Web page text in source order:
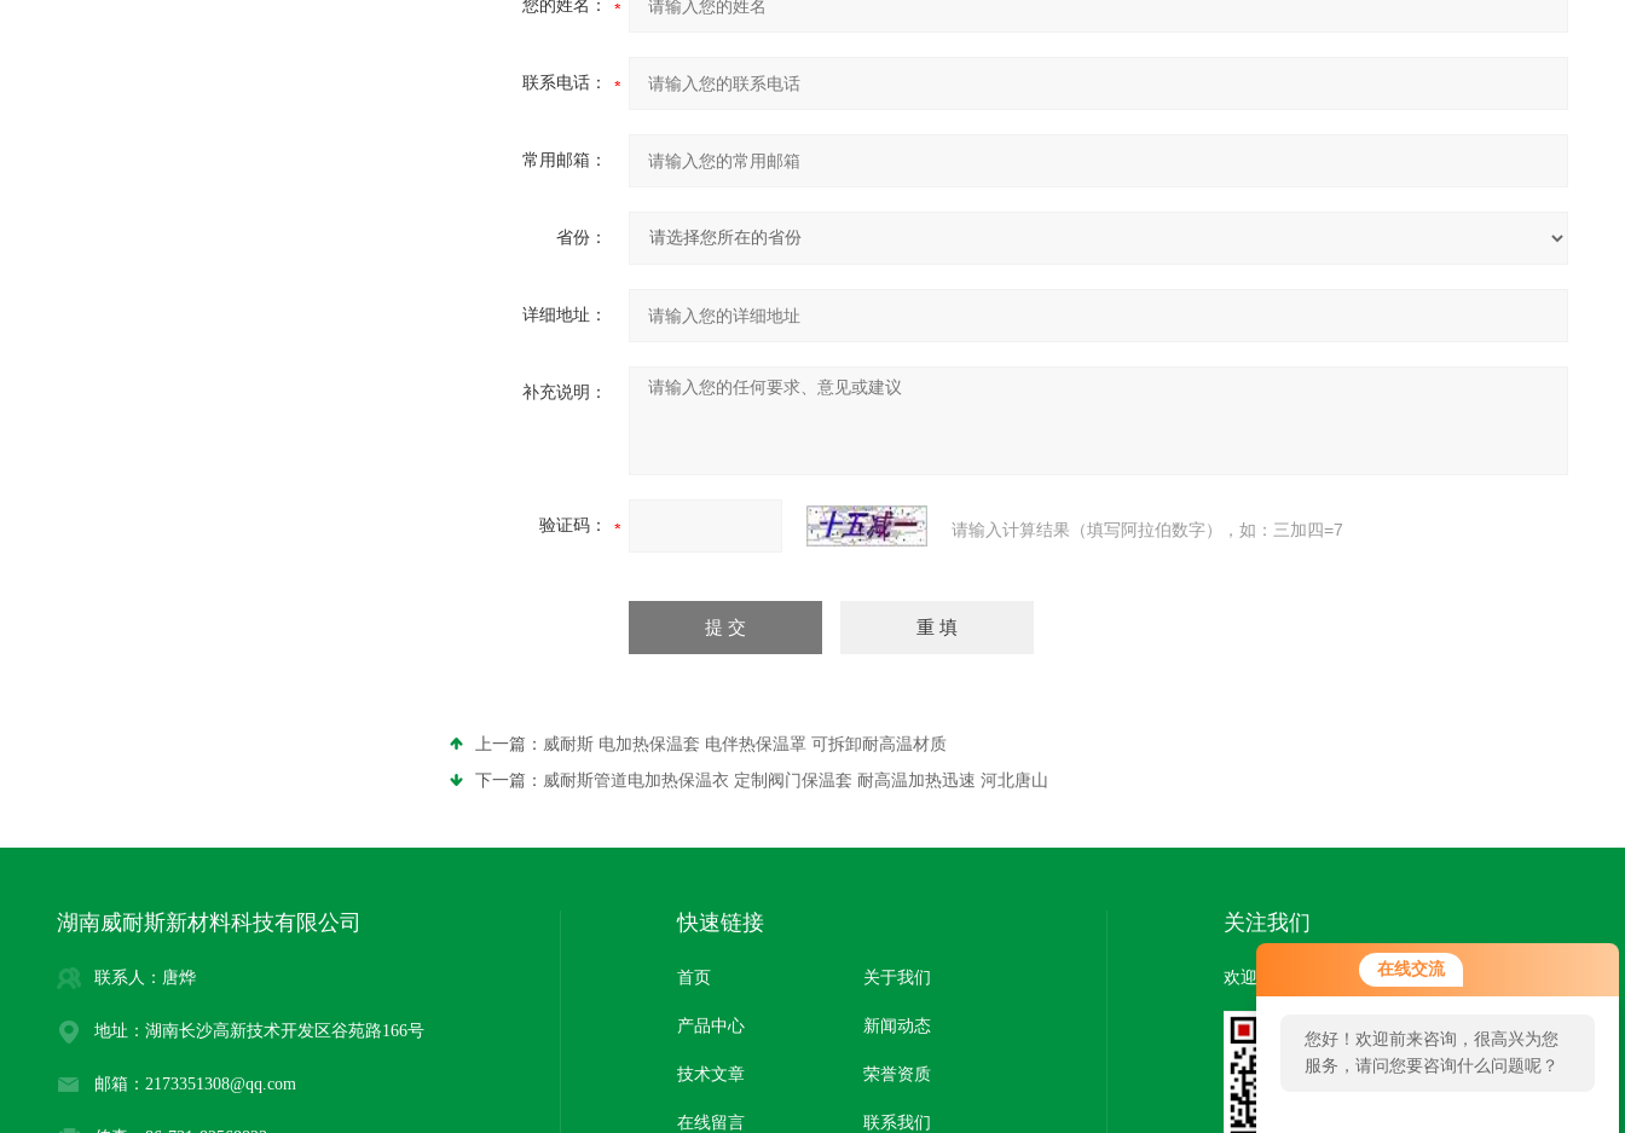
在线交流
您好！欢迎前来咨询，很高兴为您
服务，请问您要咨询什么问题呢？
您的姓名：
联系电话：
常用邮箱：
省份：
详细地址：
补充说明：
验证码： 请输入计算结果（填写阿拉伯数字），如：三加四=7
上一篇： 威耐斯 电加热保温套 电伴热保温罩 可拆卸耐高温材质
下一篇： 威耐斯管道电加热保温衣 定制阀门保温套 耐高温加热迅速 河北唐山
湖南威耐斯新材料科技有限公司
联系人：唐烨
地址：湖南长沙高新技术开发区谷苑路166号
邮箱：2173351308@qq.com
快速链接
首页 关于我们
产品中心 新闻动态
技术文章 荣誉资质
在线留言 联系我们
关注我们
欢迎您关注我们的微信公众号了解更多信息：